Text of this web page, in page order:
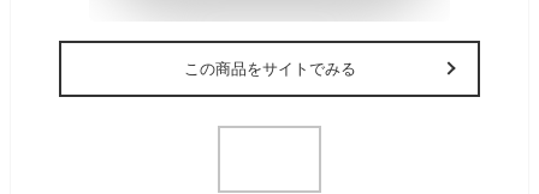
この商品をサイトでみる